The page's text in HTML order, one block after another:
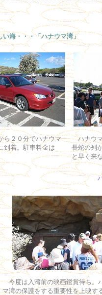
い海・・・「ハナウマ湾」
ら２０分でハナウマ
到着。駐車料金は
ハナウマ
長蛇の列
と早く来
今度は入湾前の映画鑑賞待ち。
マ湾の保護をする重要性を上映す